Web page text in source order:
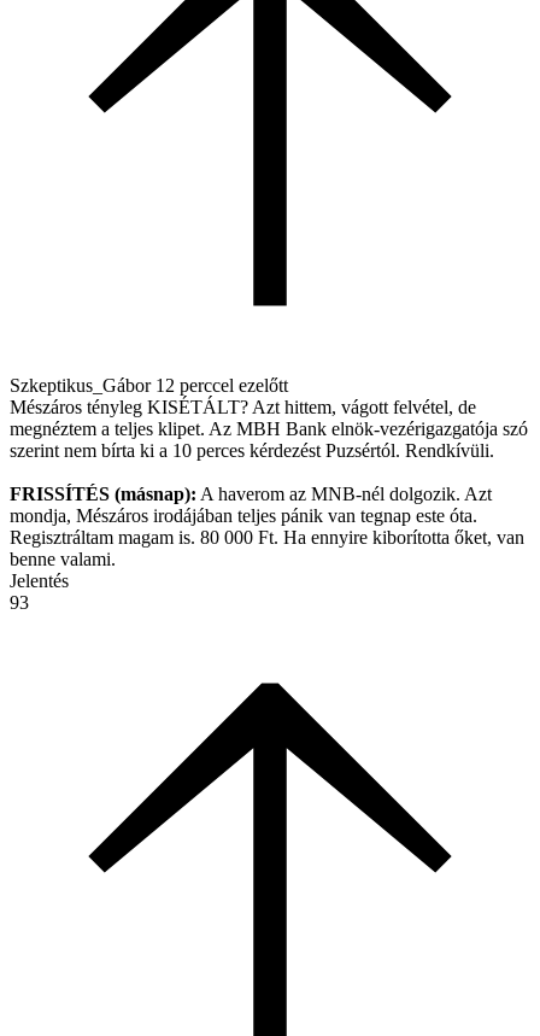
Szkeptikus_Gábor 12 perccel ezelőtt
Mészáros tényleg KISÉTÁLT? Azt hittem, vágott felvétel, de
megnéztem a teljes klipet. Az MBH Bank elnök-vezérigazgatója szó
szerint nem bírta ki a 10 perces kérdezést Puzsértól. Rendkívüli.
FRISSÍTÉS (másnap): A haverom az MNB-nél dolgozik. Azt
mondja, Mészáros irodájában teljes pánik van tegnap este óta.
Regisztráltam magam is. 80 000 Ft. Ha ennyire kiborította őket, van
benne valami.
Jelentés
93